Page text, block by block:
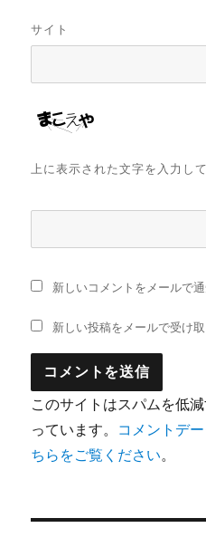
サイト
上に表示された文字を入力し
新しいコメントをメールで
新しい投稿をメールで受け
このサイトはスパムを低
っています。 コメントデ
ちらをご覧ください。